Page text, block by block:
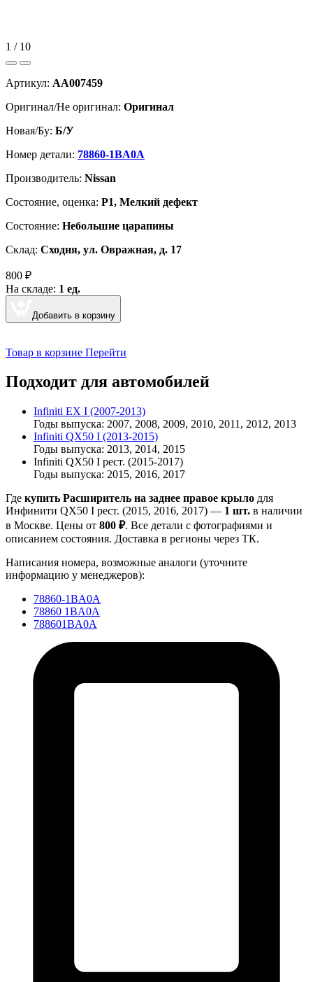
1 / 10
Артикул: AA007459
Оригинал/Не оригинал: Оригинал
Новая/Бу: Б/У
Номер детали: 78860-1BA0A
Производитель: Nissan
Cостояние, оценка: Р1, Мелкий дефект
Состояние: Небольшие царапины
Склад: Сходня, ул. Овражная, д. 17
800 ₽
На складе: 1 ед.
Добавить в корзину
Товар в корзине Перейти
Подходит для автомобилей
Infiniti EX I (2007-2013)
Годы выпуска: 2007, 2008, 2009, 2010, 2011, 2012, 2013
Infiniti QX50 I (2013-2015)
Годы выпуска: 2013, 2014, 2015
Infiniti QX50 I рест. (2015-2017)
Годы выпуска: 2015, 2016, 2017
Где купить Расширитель на заднее правое крыло для
Инфинити QX50 I рест. (2015, 2016, 2017) — 1 шт. в наличии
в Москве. Цены от 800 ₽. Все детали с фотографиями и
описанием состояния. Доставка в регионы через ТК.
Написания номера, возможные аналоги (уточните
информацию у менеджеров):
78860-1BA0A
78860 1BA0A
788601BA0A